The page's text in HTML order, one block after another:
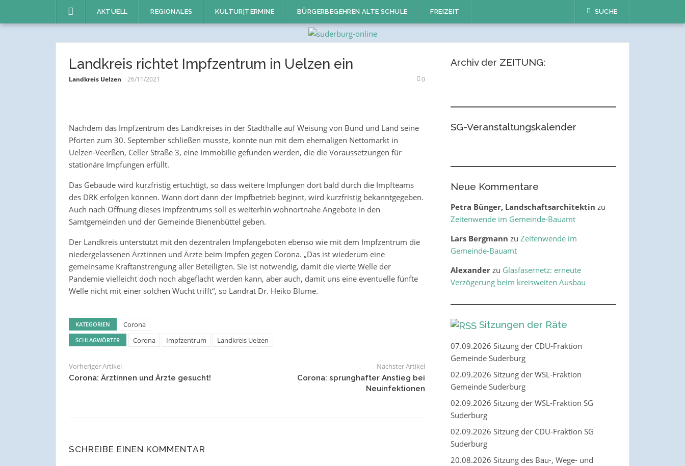
AKTUELL REGIONALES KULTUR|TERMINE BÜRGERBEGEHREN ALTE SCHULE FREIZEIT SUCHE
Landkreis richtet Impfzentrum in Uelzen ein
Landkreis Uelzen 26/11/2021 0
Nachdem das Impfzentrum des Landkreises in der Stadthalle auf Weisung von Bund und Land seine
Pforten zum 30. September schließen musste, konnte nun mit dem ehemaligen Nettomarkt in
Uelzen-Veerßen, Celler Straße 3, eine Immobilie gefunden werden, die die Voraussetzungen für
stationäre Impfungen erfüllt.
Das Gebäude wird kurzfristig ertüchtigt, so dass weitere Impfungen dort bald durch die Impfteams
des DRK erfolgen können. Wann dort dann der Impfbetrieb beginnt, wird kurzfristig bekanntgegeben.
Auch nach Öffnung dieses Impfzentrums soll es weiterhin wohnortnahe Angebote in den
Samtgemeinden und der Gemeinde Bienenbüttel geben.
Der Landkreis unterstützt mit den dezentralen Impfangeboten ebenso wie mit dem Impfzentrum die
niedergelassenen Ärztinnen und Ärzte beim Impfen gegen Corona. „Das ist wiederum eine
gemeinsame Kraftanstrengung aller Beteiligten. Sie ist notwendig, damit die vierte Welle der
Pandemie vielleicht doch noch abgeflacht werden kann, aber auch, damit uns eine eventuelle fünfte
Welle nicht mit einer solchen Wucht trifft“, so Landrat Dr. Heiko Blume.
KATEGORIEN Corona
SCHLAGWÖRTER Corona Impfzentrum Landkreis Uelzen
Vorheriger Artikel
Corona: Ärztinnen und Ärzte gesucht!
Nächster Artikel
Corona: sprunghafter Anstieg bei
Neuinfektionen
SCHREIBE EINEN KOMMENTAR
Archiv der ZEITUNG:
SG-Veranstaltungskalender
Neue Kommentare
Petra Bünger, Landschaftsarchitektin zu
Zeitenwende im Gemeinde-Bauamt
Lars Bergmann zu Zeitenwende im
Gemeinde-Bauamt
Alexanderzu Glasfasernetz: erneute
Verzögerung beim kreisweiten Ausbau
Sitzungen der Räte
07.09.2026 Sitzung der CDU-Fraktion
Gemeinde Suderburg
02.09.2026 Sitzung der WSL-Fraktion
Gemeinde Suderburg
02.09.2026 Sitzung der WSL-Fraktion SG
Suderburg
02.09.2026 Sitzung der CDU-Fraktion SG
Suderburg
20.08.2026 Sitzung des Bau-, Wege- und